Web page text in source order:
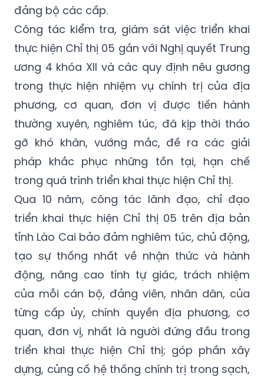
đảng bộ các cấp.
Công tác kiểm tra, giám sát việc triển khai
thực hiện Chỉ thị 05 gắn với Nghị quyết Trung
ương 4 khóa XII và các quy định nêu gương
trong thực hiện nhiệm vụ chính trị của địa
phương, cơ quan, đơn vị được tiến hành
thường xuyên, nghiêm túc, đã kịp thời tháo
gỡ khó khăn, vướng mắc, đề ra các giải
pháp khắc phục những tồn tại, hạn chế
trong quá trình triển khai thực hiện Chỉ thị.
Qua 10 năm, công tác lãnh đạo, chỉ đạo
triển khai thực hiện Chỉ thị 05 trên địa bản
tỉnh Lào Cai bảo đảm nghiêm túc, chủ động,
tạo sự thống nhất về nhận thức và hành
động, nâng cao tính tự giác, trách nhiệm
của mỗi cán bộ, đảng viên, nhân dân, của
từng cấp ủy, chính quyền địa phương, cơ
quan, đơn vị, nhất là người đứng đầu trong
triển khai thực hiện Chỉ thị; góp phần xây
dựng, củng cố hệ thống chính trị trong sạch,